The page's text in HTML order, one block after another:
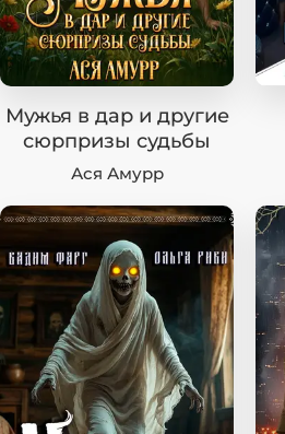
Мужья в дар и другие
сюрпризы судьбы
Ася Амурр